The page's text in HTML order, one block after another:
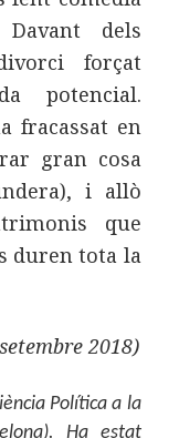
Davant dels
forçat
potencial.
fracassat en
gran cosa
i allò
que
duren tota la
2018)
Política a la
Ha estat